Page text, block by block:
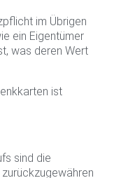
im Übrigen
ein Eigentümer
was deren Wert
ist
sind die